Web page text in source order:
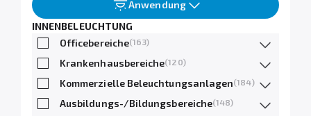
Anwendung
INNENBELEUCHTUNG
Officebereiche(163)
Krankenhausbereiche(120)
Kommerzielle Beleuchtungsanlagen(184)
Ausbildungs-/Bildungsbereiche(148)